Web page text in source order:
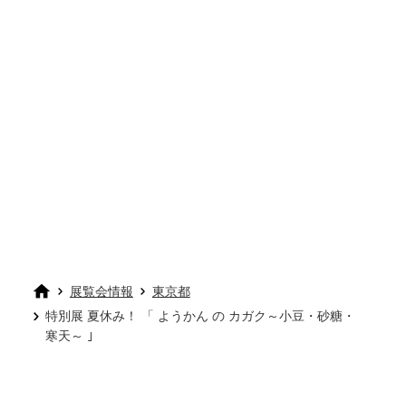
展覧会情報
東京都
特別展 夏休み！ 「 ようかん の カガク～小豆・砂糖・
寒天～ ｣